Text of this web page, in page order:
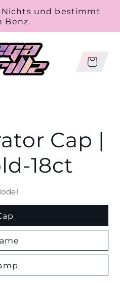
und bestimmt
Benz.
Cart
Cap |
18ct